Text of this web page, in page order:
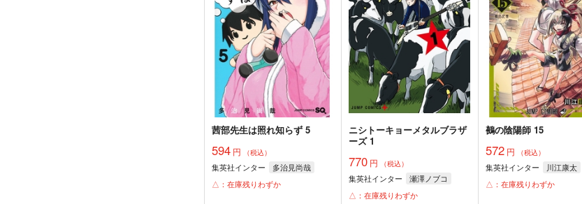
茜部先生は照れ知らず 5
594 円 （税込）
集英社インター
多治見尚哉
△：在庫残りわずか
ニシトーキョーメタルブラザ
ーズ 1
770円 （税込）
集英社インター
瀬澤ノブコ
△：在庫残りわずか
鵺の陰陽師 15
572円 （税込）
集英社インター
川江康太
△：在庫残りわずか